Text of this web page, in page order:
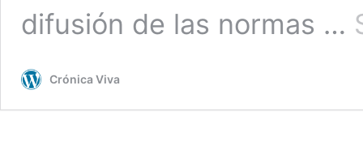
difusión de las normas …
Crónica Viva